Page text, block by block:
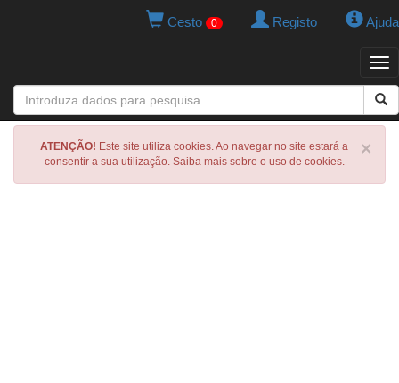
Cesto 0 Registo Ajuda
×
ATENÇÃO! Este site utiliza cookies. Ao navegar no site estará a
consentir a sua utilização. Saiba mais sobre o uso de cookies.